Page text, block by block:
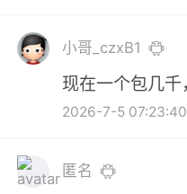
小哥_czxB1
现在一个包几千
2026-7-5 07:23:40
匿名